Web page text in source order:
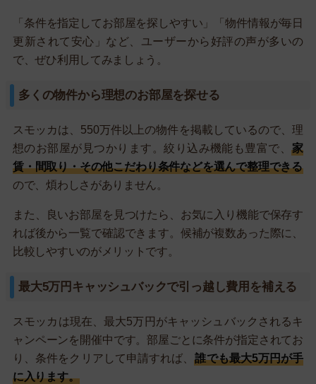
「条件を指定してお部屋を探しやすい」「物件情報が毎日
更新されて安心」など、ユーザーから好評の声が多いの
で、ぜひ利用してみましょう。
多くの物件から理想のお部屋を探せる
スモッカは、550万件以上の物件を掲載しているので、理
想のお部屋が見つかります。絞り込み機能も豊富で、家
賃・間取り・その他こだわり条件などを選んで整理できる
ので、煩わしさがありません。
また、良いお部屋を見つけたら、お気に入り機能で保存す
れば後から一覧で確認できます。候補が複数あった際に、
比較しやすいのがメリットです。
最大5万円キャッシュバックで引っ越し費用を補える
スモッカは現在、最大5万円がキャッシュバックされるキ
ャンペーンを開催中です。部屋ごとに条件が指定されてお
り、条件をクリアして申請すれば、誰でも最大5万円が手
に入ります。